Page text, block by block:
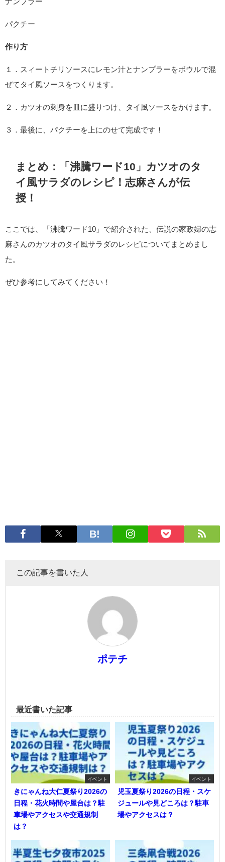
パクチー
作り方
１．スィートチリソースにレモン汁とナンプラーをボウルで混
ぜてタイ風ソースをつくります。
２．カツオの刺身を皿に盛りつけ、タイ風ソースをかけます。
３．最後に、パクチーを上にのせて完成です！
まとめ：「沸騰ワード10」カツオのタ
イ風サラダのレシピ！志麻さんが伝
授！
ここでは、「沸騰ワード10」で紹介された、伝説の家政婦の志
麻さんのカツオのタイ風サラダのレシピについてまとめまし
た。
ぜひ参考にしてみてください！
この記事を書いた人
ポテチ
最近書いた記事
イベント
きにゃんね大仁夏祭り2026の
日程・花火時間や屋台は？駐
車場やアクセスや交通規制
は？
イベント
児玉夏祭り2026の日程・スケ
ジュールや見どころは？駐車
場やアクセスは？